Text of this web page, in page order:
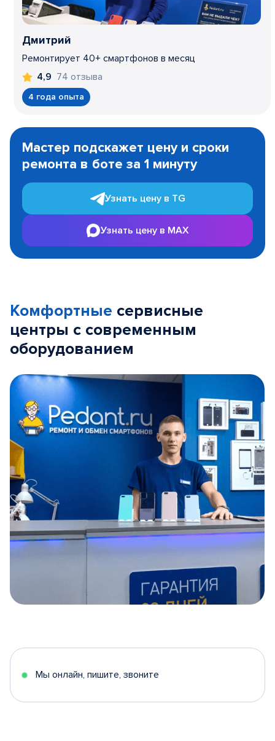
Дмитрий
Ремонтирует 40+ смартфонов в месяц
4,9 74 отзыва
4 года опыта
1
Мастер подскажет цену и сроки
ремонта в боте за 1 минуту
Узнать цену в TG
Узнать цену в MAX
Комфортные сервисные
центры с современным
оборудованием
5
Мы онлайн, пишите, звоните